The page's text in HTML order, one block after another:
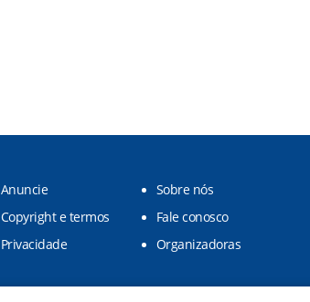
Anuncie
Sobre nós
Copyright e termos
Fale conosco
Privacidade
Organizadoras